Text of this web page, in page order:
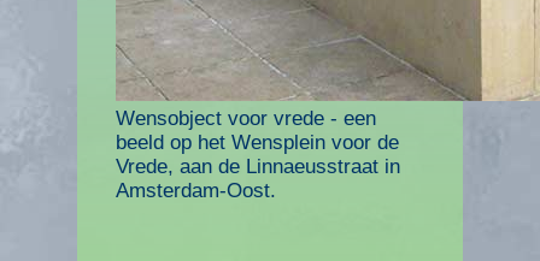
Wensobject voor vrede - een
beeld op het Wensplein voor de
Vrede, aan de Linnaeusstraat in
Amsterdam-Oost.